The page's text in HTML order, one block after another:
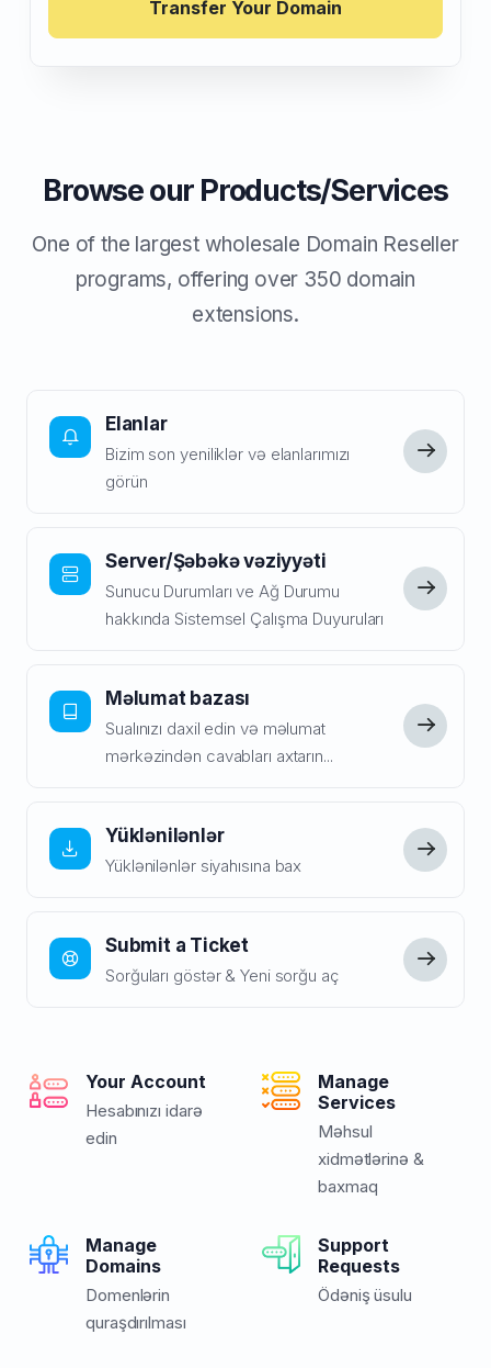
Transfer Your Domain
Browse our Products/Services
One of the largest wholesale Domain Reseller
programs, offering over 350 domain
extensions.
Elanlar
Bizim son yeniliklər və elanlarımızı
görün
Server/Şəbəkə vəziyyəti
Sunucu Durumları ve Ağ Durumu
hakkında Sistemsel Çalışma Duyuruları
Məlumat bazası
Sualınızı daxil edin və məlumat
mərkəzindən cavabları axtarın...
Yüklənilənlər
Yüklənilənlər siyahısına bax
Submit a Ticket
Sorğuları göstər & Yeni sorğu aç
Your Account
Hesabınızı idarə
edin
Manage
Services
Məhsul
xidmətlərinə &
baxmaq
Manage
Domains
Domenlərin
quraşdırılması
Support
Requests
Ödəniş üsulu